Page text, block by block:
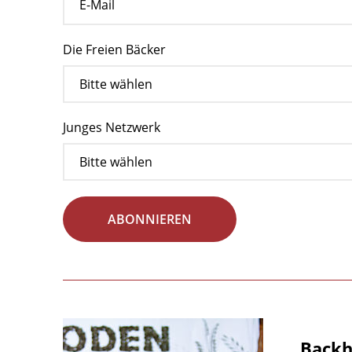
Die Freien Bäcker
Junges Netzwerk
ABONNIEREN